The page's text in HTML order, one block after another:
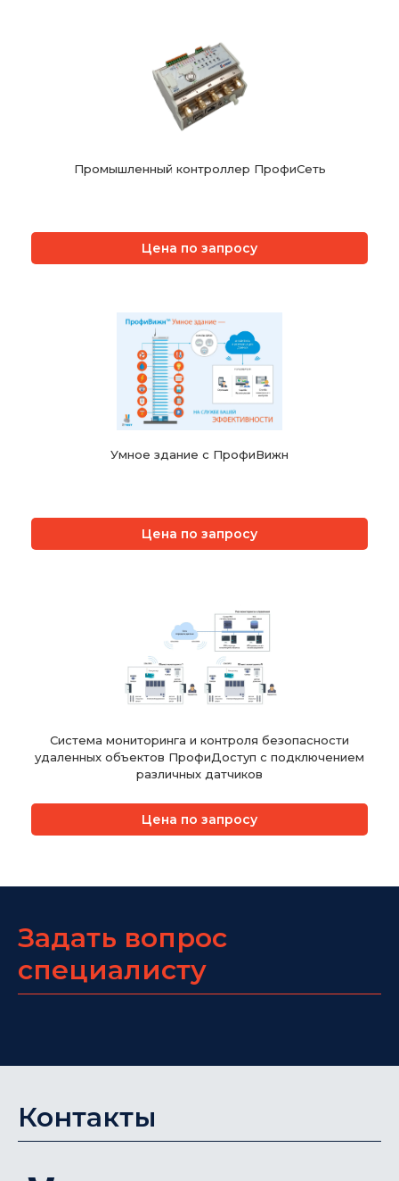
Промышленный контроллер ПрофиСеть
Цена по запросу
Умное здание с ПрофиВижн
Цена по запросу
Система мониторинга и контроля безопасности
удаленных объектов ПрофиДоступ с подключением
различных датчиков
Цена по запросу
Задать вопрос
специалисту
Контакты